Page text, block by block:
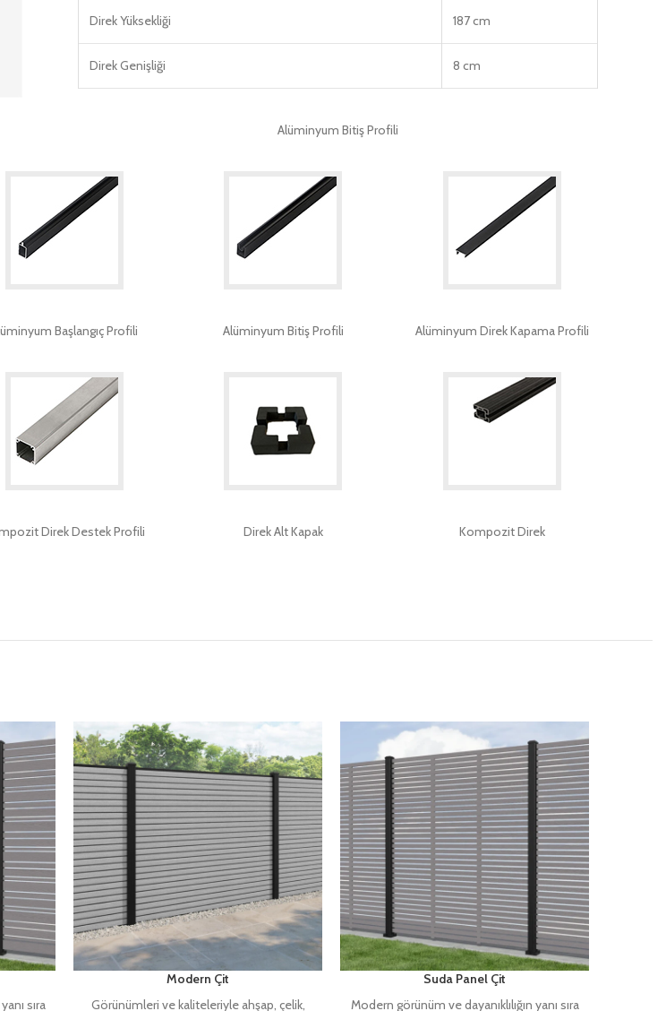
Direk Yüksekliği 187 cm
Direk Genişliği 8 cm
Alüminyum Bitiş Profili
Başlangıç Profili Alüminyum Bitiş Profili Alüminyum Direk Kapama Profili
Direk Destek Profili Direk Alt Kapak Kompozit Direk
sıra
Modern Çit
Görünümleri ve kaliteleriyle ahşap, çelik,
Suda Panel Çit
Modern görünüm ve dayanıklılığın yanı sıra